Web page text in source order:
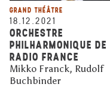
GRAND THÉÂTRE
18.12.2021
ORCHESTRE
PHILHARMONIQUE DE
RADIO FRANCE
Mikko Franck, Rudolf
Buchbinder